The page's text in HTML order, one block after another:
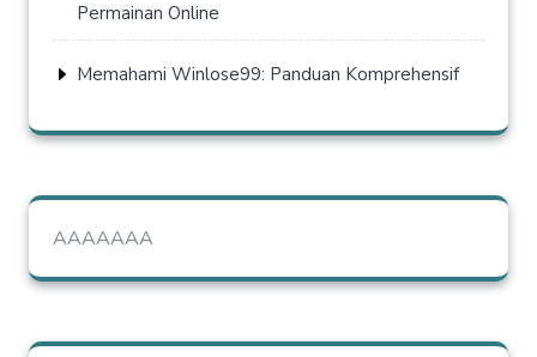
Permainan Online
Memahami Winlose99: Panduan Komprehensif
AAAAAAA